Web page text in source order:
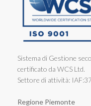
Sistema di Gestione
certificato da WCS Ltd.
Settore di attività:
Regione Piemonte